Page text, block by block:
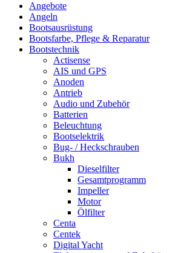
Angebote
Angeln
Bootsausrüstung
Bootsfarbe, Pflege & Reparatur
Bootstechnik
Actisense
AIS und GPS
Anoden
Antrieb
Audio und Zubehör
Batterien
Beleuchtung
Bootselektrik
Bug- / Heckschrauben
Bukh
Dieselfilter
Gesamtprogramm
Impeller
Motor
Ölfilter
Centa
Centek
Digital Yacht